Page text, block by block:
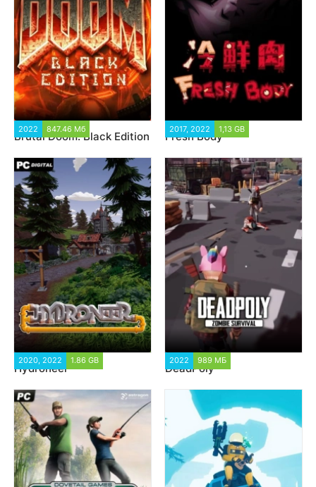
2022 847.46 Мб
Brutal Doom: Black Edition
2017, 2022 1,13 GB
Fresh Body
2020, 2022 1.86 GB
Hydroneer
2022 989 МБ
DeadPoly